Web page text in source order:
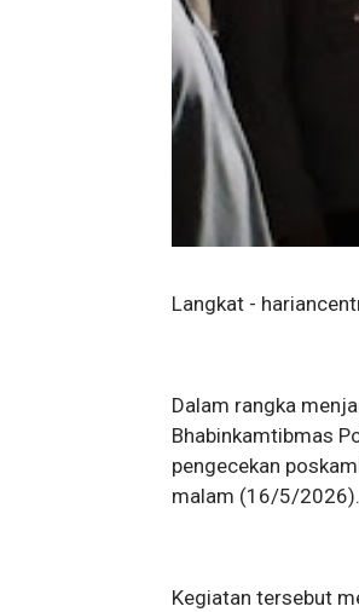
Langkat -
Dalam rangka
Bhabinkamtibmas
pengecekan
malam (16/5/2026).
Kegiatan tersebut